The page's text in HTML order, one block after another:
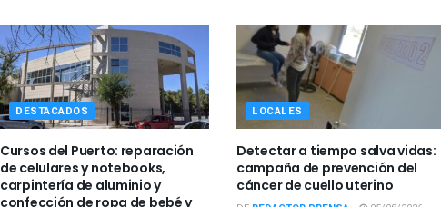
DESTACADOS
Cursos del Puerto: reparación
de celulares y notebooks,
carpintería de aluminio y
confección de ropa de bebé y
LOCALES
Detectar a tiempo salva vidas:
campaña de prevención del
cáncer de cuello uterino